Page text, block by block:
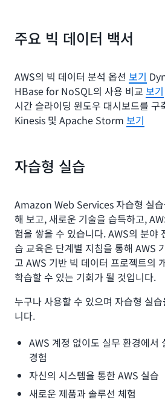
주요 빅 데이터 백서
AWS의 빅 데이터 분석 옵션 보기
HBase for NoSQL의 사용 비교 보기
시간 슬라이딩 윈도우 대시보드를
Kinesis 및 Apache Storm 보기
자습형 실습
Amazon Web Services 자습형 실
해 보고, 새로운 기술을 습득하고,
험을 쌓을 수 있습니다. AWS의 분야
습 교육은 단계별 지침을 통해 AWS
고 AWS 기반 빅 데이터 프로젝트의
학습할 수 있는 기회가 될 것입니다.
누구나 사용할 수 있으며 자습형 실
니다.
AWS 계정 없이도 실무 환경에서
경험
자신의 시스템을 통한 AWS 실습
새로운 제품과 솔루션 체험